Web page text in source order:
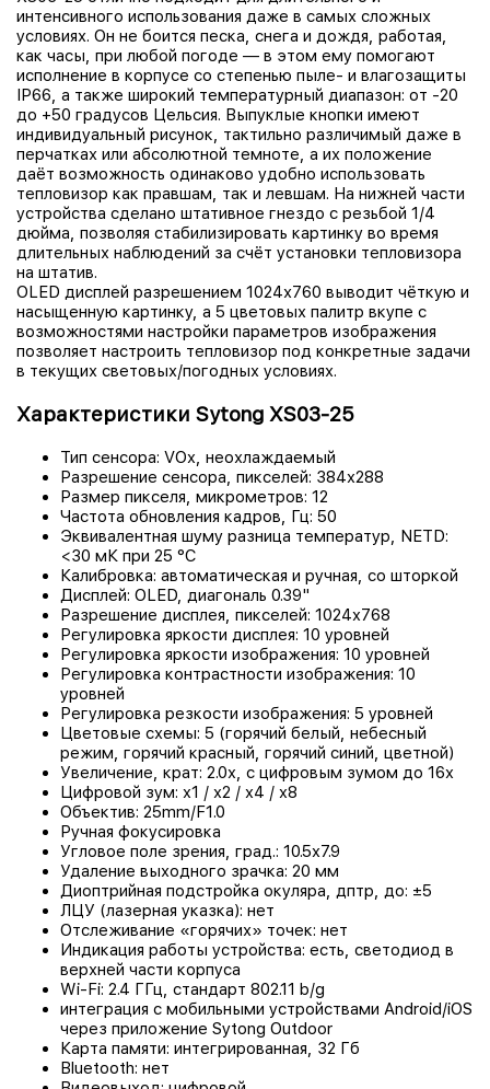
интенсивного использования даже в самых сложных
условиях. Он не боится песка, снега и дождя, работая,
как часы, при любой погоде — в этом ему помогают
исполнение в корпусе со степенью пыле- и влагозащиты
IP66, а также широкий температурный диапазон: от -20
до +50 градусов Цельсия. Выпуклые кнопки имеют
индивидуальный рисунок, тактильно различимый даже в
перчатках или абсолютной темноте, а их положение
даёт возможность одинаково удобно использовать
тепловизор как правшам, так и левшам. На нижней части
устройства сделано штативное гнездо с резьбой 1/4
дюйма, позволяя стабилизировать картинку во время
длительных наблюдений за счёт установки тепловизора
на штатив.
OLED дисплей разрешением 1024х760 выводит чёткую и
насыщенную картинку, а 5 цветовых палитр вкупе с
возможностями настройки параметров изображения
позволяет настроить тепловизор под конкретные задачи
в текущих световых/погодных условиях.
Характеристики Sytong XS03-25
Тип сенсора: VOx, неохлаждаемый
Разрешение сенсора, пикселей: 384x288
Размер пикселя, микрометров: 12
Частота обновления кадров, Гц: 50
Эквивалентная шуму разница температур, NETD:
<30 мК при 25 °C
Калибровка: автоматическая и ручная, со шторкой
Дисплей: OLED, диагональ 0.39"
Разрешение дисплея, пикселей: 1024x768
Регулировка яркости дисплея: 10 уровней
Регулировка яркости изображения: 10 уровней
Регулировка контрастности изображения: 10
уровней
Регулировка резкости изображения: 5 уровней
Цветовые схемы: 5 (горячий белый, небесный
режим, горячий красный, горячий синий, цветной)
Увеличение, крат: 2.0x, с цифровым зумом до 16x
Цифровой зум: x1 / x2 / x4 / x8
Объектив: 25mm/F1.0
Ручная фокусировка
Угловое поле зрения, град.: 10.5x7.9
Удаление выходного зрачка: 20 мм
Диоптрийная подстройка окуляра, дптр, до: ±5
ЛЦУ (лазерная указка): нет
Отслеживание «горячих» точек: нет
Индикация работы устройства: есть, светодиод в
верхней части корпуса
Wi-Fi: 2.4 ГГц, стандарт 802.11 b/g
интеграция с мобильными устройствами Android/iOS
через приложение Sytong Outdoor
Карта памяти: интегрированная, 32 Гб
Bluetooth: нет